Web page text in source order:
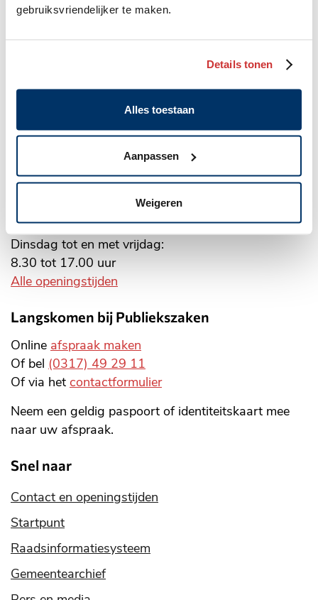
gebruiksvriendelijker te maken.
Details tonen
Alles toestaan
Aanpassen
Weigeren
Belangrijke
Algemeen
Markt 22, Postbus 1, 6700 AA
(0317) 49 29 11
Openingstijden stadhuis
Maandag: 8.30 tot 20.00 uur
Dinsdag tot en met vrijdag:
8.30 tot 17.00 uur
Alle openingstijden
Langskomen bij Publiekszaken
Online afspraak maken
Of bel (0317) 49 29 11
Of via het contactformulier
Neem een geldig paspoort of identiteitskaart mee
naar uw afspraak.
Snel naar
Contact en openingstijden
Startpunt
Raadsinformatiesysteem
Gemeentearchief